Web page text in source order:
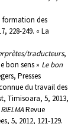
formation des
228-249. « La
traducteurs,
bon sens » Le bon
Presses
du travail des
Timisoara, 5, 2013,
RIELMARevue
5, 2012, 121-129.